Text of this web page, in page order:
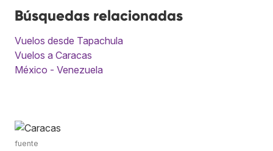
Búsquedas relacionadas
Vuelos desde Tapachula
Vuelos a Caracas
México - Venezuela
fuente